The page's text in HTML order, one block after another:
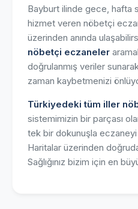
Bayburt ilinde gece, hafta
hizmet veren nöbetçi
üzerinden anında
nöbetçi eczaneler
doğrulanmış veriler
zaman kaybetmenizi
Türkiyedeki tüm iller
sistemimizin bir parçası
tek bir dokunuşla
Haritalar üzerinden
Sağlığınız bizim için en